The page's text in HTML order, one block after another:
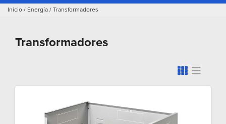
Inicio / Energía / Transformadores
Transformadores